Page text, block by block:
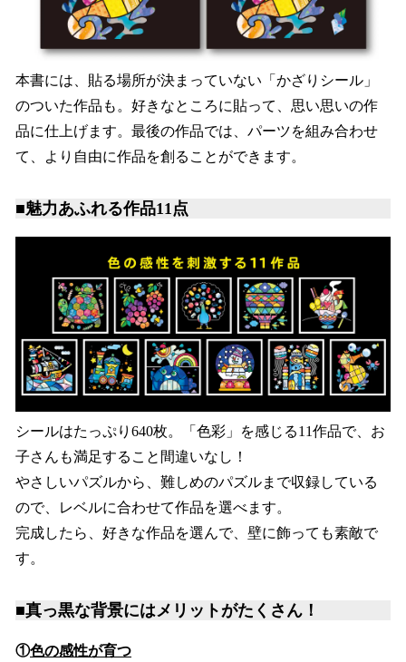
本書には、貼る場所が決まっていない「かざりシール」
のついた作品も。好きなところに貼って、思い思いの作
品に仕上げます。最後の作品では、パーツを組み合わせ
て、より自由に作品を創ることができます。
■魅力あふれる作品11点
シールはたっぷり640枚。「色彩」を感じる11作品で、お
子さんも満足すること間違いなし！
やさしいパズルから、難しめのパズルまで収録している
ので、レベルに合わせて作品を選べます。
完成したら、好きな作品を選んで、壁に飾っても素敵で
す。
■真っ黒な背景にはメリットがたくさん！
①色の感性が育つ